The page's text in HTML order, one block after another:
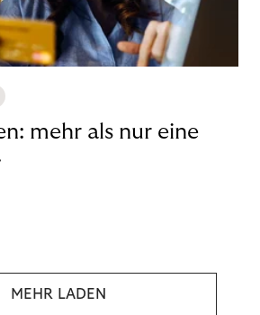
mehr als nur eine
MEHR LADEN